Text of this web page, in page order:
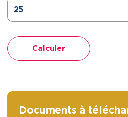
Calculer
Documents à